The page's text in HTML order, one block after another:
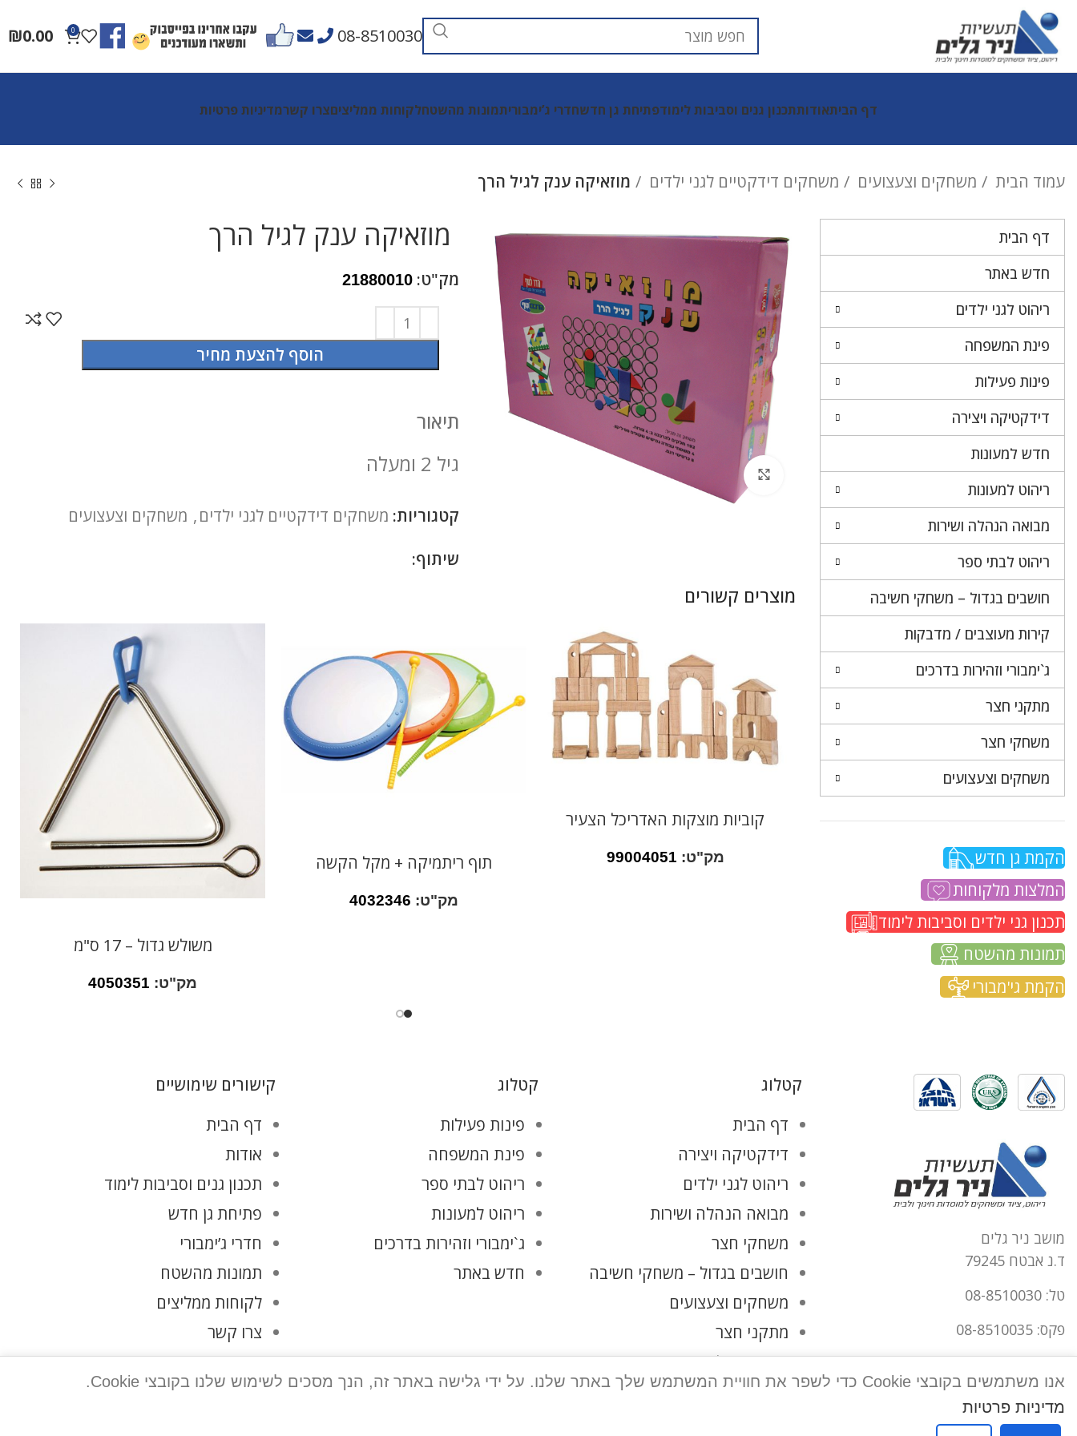
08-8510030
0
₪0.00
דף הביתאודותתכנון גנים וסביבות לימודפתיחת גן חדשחדרי ג’ימבוריתמונות מהשטחלקוחות ממליציםצרו קשרמדיניות פרטיות
עמוד הבית משחקים וצעצועים משחקים דידקטיים לגני ילדים מוזאיקה ענק לגיל הרך
דף הבית
חדש באתר
ריהוט לגני ילדים
פינת המשפחה
פינות פעילות
דידקטיקה ויצירה
חדש למעונות
ריהוט למעונות
מבואה הנהלה ושירות
ריהוט לבתי ספר
חושבים בגדול – משחקי חשיבה
קירות מעוצבים / מדבקות
ג`ימבורי וזהירות בדרכים
מתקני חצר
משחקי חצר
משחקים וצעצועים
הקמת גן חדש
המלצות מלקוחות
תכנון גני ילדים וסביבות לימוד
תמונות מהשטח
הקמת גי'מבורי
לחץ להגדלה
מוזאיקה ענק לגיל הרך
מק"ט: 21880010
הוסף להצעת מחיר
תיאור
גיל 2 ומעלה
קטגוריות: משחקים דידקטיים לגני ילדים, משחקים וצעצועים
שיתוף:
מוצרים קשורים
קוביות מוצקות האדריכל הצעיר
מק"ט: 99004051 תוף ריתמיקה + מקל הקשה
מק"ט: 4032346
משולש גדול – 17 ס"מ
מק"ט: 4050351
מושב ניר גלים
ד.נ אבטח 79245
טל: 08-8510030
פקס: 08-8510035
קטלוג
דף הבית
דידקטיקה ויצירה
ריהוט לגני ילדים
מבואה הנהלה ושירות
משחקי חצר
חושבים בגדול – משחקי חשיבה
משחקים וצעצועים
מתקני חצר
החשבון שלי
קטלוג
פינות פעילות
פינת המשפחה
ריהוט לבתי ספר
ריהוט למעונות
ג`ימבורי וזהירות בדרכים
חדש באתר
קישורים שימושיים
דף הבית
אודות
תכנון גנים וסביבות לימוד
פתיחת גן חדש
חדרי ג’ימבורי
תמונות מהשטח
לקוחות ממליצים
צרו קשר
מדיניות פרטיות
אנו משתמשים בקובצי Cookie כדי לשפר את חוויית המשתמש שלך באתר שלנו. על ידי גלישה באתר זה, הנך מסכים לשימוש שלנו בקובצי Cookie.
מדיניות פרטיות